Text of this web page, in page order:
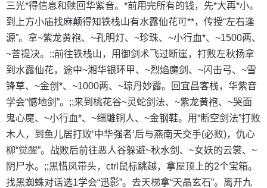
三光*得信息和赎回华紫音。*前用完所有的钱，先*大再*小。
到上方小庙找麻颠得知铁栈山有水露仙花可**，传授“左右逢
源”。拿~紫龙黄袍、~孔明灯、~珍珠、~小行血*、~1500两、
~菩提决。;;前往铁栈山，用御剑术飞过断崖，打败左秋扬拿
到水露仙花，途中~湘华银环甲、~烈焰魔剑、~闪击弓、~雪
锋草、~金创*、~1000两、~琼丹妙露。回宜昌客栈，华紫音
学会“憾地剑”。;;来到桃花谷~灵蛇剑法、~紫龙黄袍、~哭面
鬼心魔、~小行血*、~细雕铜人、~金钢鞋。用“断空剑法”打败
木人，到鱼儿居打败‘中华强者’后与燕南天交手(必败)，仇心
柳“觉醒”。战败后前往恶人谷躲避~秋水剑、~女妖的云裳、~
阴尸水。;;黑惜凤带头，ctrl鼠标跳越，拿屋顶上的2个宝箱。
找黑蜘蛛对话选1学会“迅影”。去天梯拿“天晶玄石”。离开九